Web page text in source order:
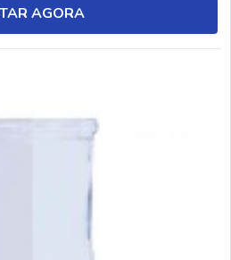
conhecer cada tipo de
ap...
AGORA